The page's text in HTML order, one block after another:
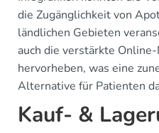
die Zugänglichkeit von
ländlichen Gebieten
auch die verstärkte
hervorheben, was eine
Alternative für Patienten
Kauf- &